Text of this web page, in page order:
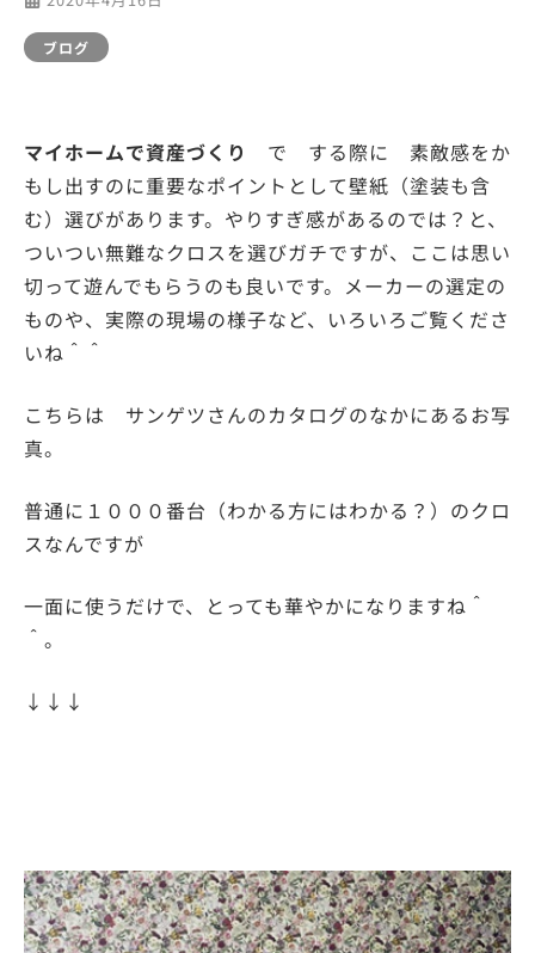
ブログ
マイホームで資産づくり
で する際に 素敵感をか
もし出すのに重要なポイントとして壁紙（塗装も含
む）選びがあります。やりすぎ感があるのでは？と、
ついつい無難なクロスを選びガチですが、ここは思い
切って遊んでもらうのも良いです。メーカーの選定の
ものや、実際の現場の様子など、いろいろご覧くださ
いね＾＾
こちらは サンゲツさんのカタログのなかにあるお写
真。
普通に１０００番台（わかる方にはわかる？）のクロ
スなんですが
一面に使うだけで、とっても華やかになりますね＾
＾。
↓↓↓